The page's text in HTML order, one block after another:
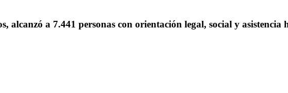
alcanzó a 7.441 personas con orientación legal, social y asistencia